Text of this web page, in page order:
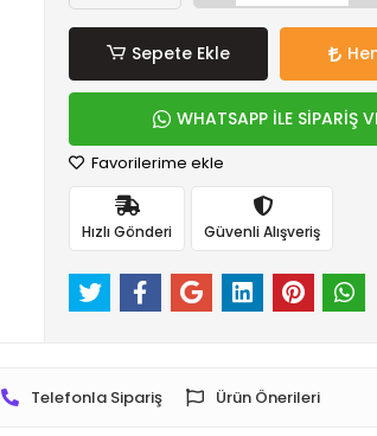
Sepete Ekle
WHATSAPP İLE SİPARİŞ
Favorilerime ekle
Hızlı Gönderi Güvenli Alışveriş
Telefonla Sipariş Ürün Önerileri